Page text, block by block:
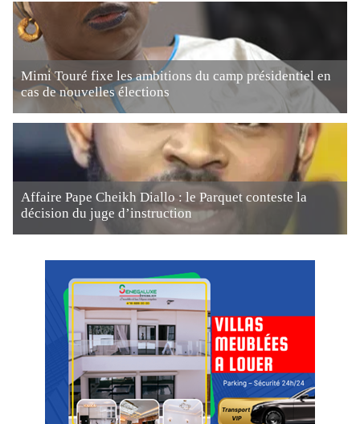
Mimi Touré fixe les ambitions du camp présidentiel en
cas de nouvelles élections
Affaire Pape Cheikh Diallo : le Parquet conteste la
décision du juge d’instruction